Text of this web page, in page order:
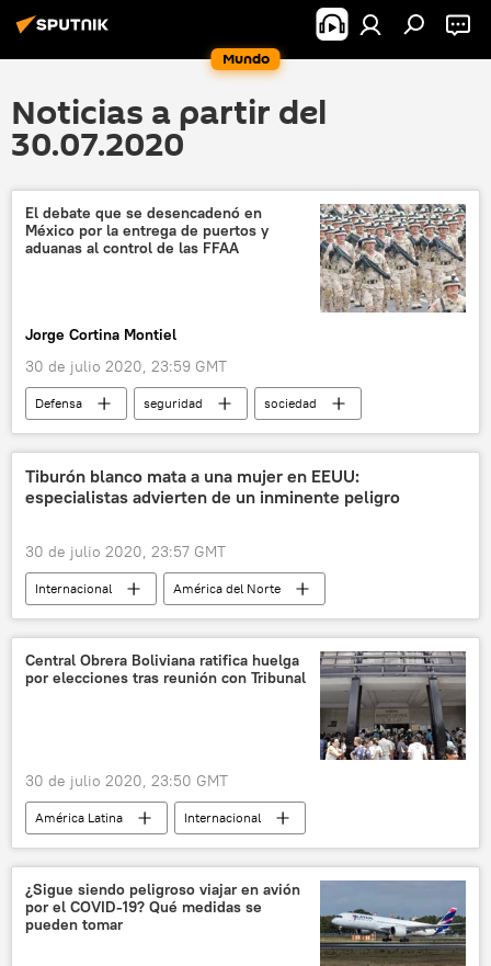
Mundo
Noticias a partir del
30.07.2020
El debate que se desencadenó en
México por la entrega de puertos y
aduanas al control de las FFAA
Jorge Cortina Montiel
30 de julio 2020, 23:59 GMT
Defensa seguridad
sociedad
América Latina
Internacional
América del Norte
💬 Opinión y Análisis
México
Andrés Manuel López Obrador
Tiburón blanco mata a una mujer en EEUU:
especialistas advierten de un inminente peligro
30 de julio 2020, 23:57 GMT
Internacional
América del Norte
sociedad
seguridad
medioambiente
noticias
Central Obrera Boliviana ratifica huelga
por elecciones tras reunión con Tribunal
30 de julio 2020, 23:50 GMT
América Latina
Internacional
Central Obrera Boliviana (COB)
Bolivia
huelga
noticias
¿Sigue siendo peligroso viajar en avión
por el COVID-19? Qué medidas se
pueden tomar